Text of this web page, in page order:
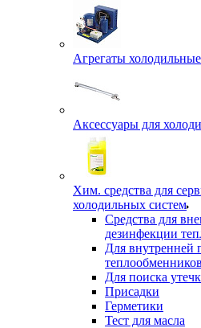
Агрегаты холодильные
Аксессуары для
Хим. средства для
холодильных систем
Средства для
дезинфекции
Для внутренней
теплообменников
Для поиска
Присадки
Герметики
Тест для масла